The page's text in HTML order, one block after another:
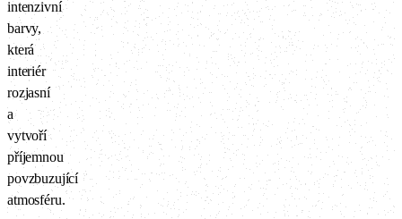
intenzivní
barvy,
která
interiér
rozjasní
a
vytvoří
příjemnou
povzbuzující
atmosféru.